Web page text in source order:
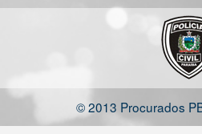
© 2013 Procurados